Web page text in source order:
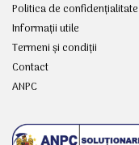
Politica de confidențialitate
Informații utile
Termeni și condiții
Contact
ANPC